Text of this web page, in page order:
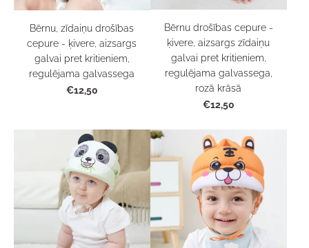
Bērnu, zīdaiņu drošības
cepure - ķivere, aizsargs
galvai pret kritieniem,
regulējama galvassega
€12,50
Bērnu drošības cepure -
ķivere, aizsargs zīdaiņu
galvai pret kritieniem,
regulējama galvassega,
rozā krāsā
€12,50